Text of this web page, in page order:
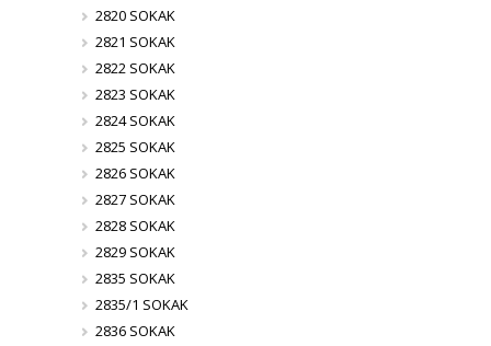
2820 SOKAK
2821 SOKAK
2822 SOKAK
2823 SOKAK
2824 SOKAK
2825 SOKAK
2826 SOKAK
2827 SOKAK
2828 SOKAK
2829 SOKAK
2835 SOKAK
2835/1 SOKAK
2836 SOKAK